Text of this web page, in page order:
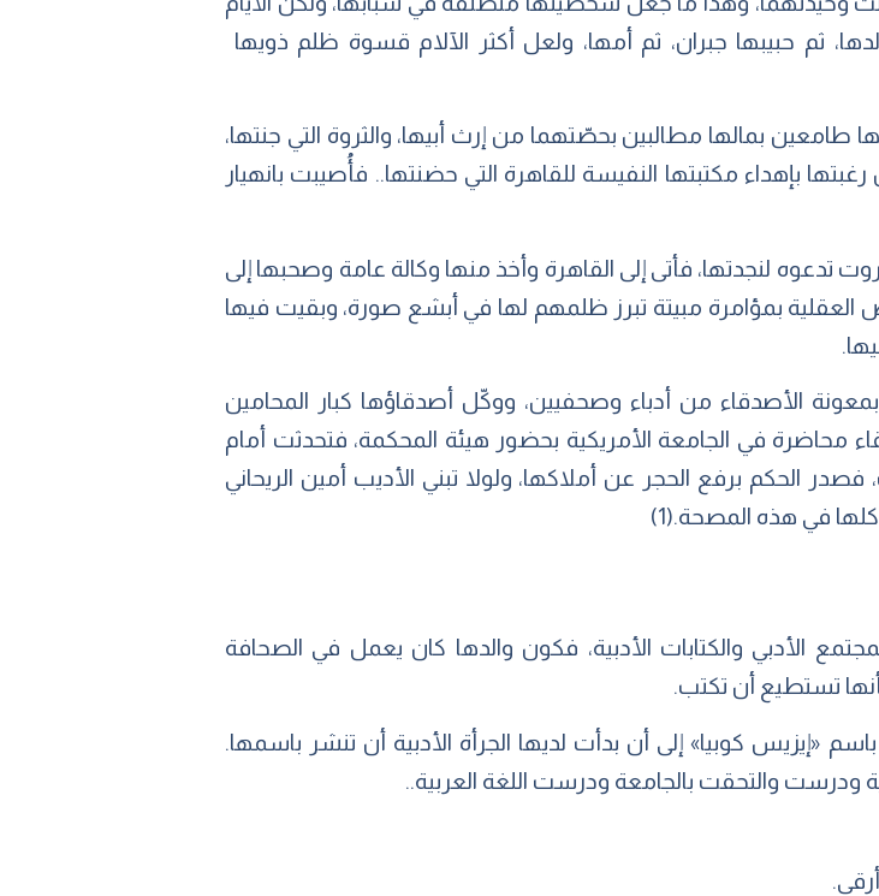
ثم حبيبها جبران، ثم أمها، ولعل أكثر الآلام قسوة ظلم ذويها
طامعين بمالها مطالبين بحصّتهما من إرث أبيها، والثروة التي جنتها،
بإهداء مكتبتها النفيسة للقاهرة التي حضنتها.. فأُصيبت بانهيار
لنجدتها، فأتى إلى القاهرة وأخذ منها وكالة عامة وصحبها إلى
العقلية بمؤامرة مبيتة تبرز ظلمهم لها في أبشع صورة، وبقيت فيها
الأصدقاء من أدباء وصحفيين، ووكّل أصدقاؤها كبار المحامين
محاضرة في الجامعة الأمريكية بحضور هيئة المحكمة، فتحدثت أمام
الحكم برفع الحجر عن أملاكها، ولولا تبني الأديب أمين الريحاني
في هذه المصحة.(1)
الأدبي والكتابات الأدبية، فكون والدها كان يعمل في الصحافة
تستطيع أن تكتب.
«إيزيس كوبيا» إلى أن بدأت لديها الجرأة الأدبية أن تنشر باسمها.
ودرست والتحقت بالجامعة ودرست اللغة العربية..